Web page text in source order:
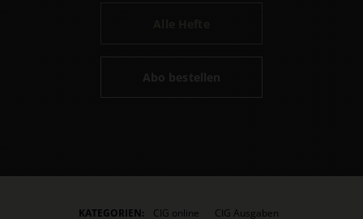
Abo bestellen
KATEGORIEN: CIG online CIG Ausgaben